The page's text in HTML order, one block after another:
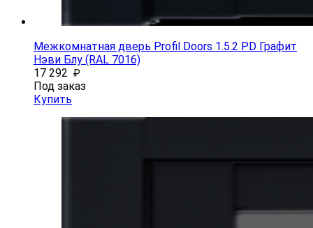
Межкомнатная дверь Profil Doors 1.5.2 PD Графит
Нэви Блу (RAL 7016)
17 292 ₽
Под заказ
Купить